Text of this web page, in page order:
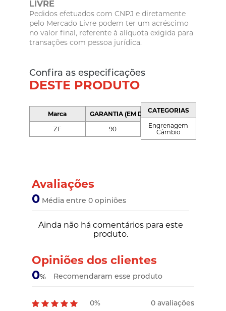
LIVRE
Pedidos efetuados com CNPJ e diretamente
pelo Mercado Livre podem ter um acréscimo
no valor final, referente à alíquota exigida para
transações com pessoa jurídica.
Confira as especificações
DESTE PRODUTO
Marca
ZF
GARANTIA (EM DIAS)
90
CATEGORIAS
Engrenagem
Câmbio
Avaliações
0 Média entre 0 opiniões
Ainda não há comentários para este
produto.
Opiniões dos clientes
0% Recomendaram esse produto
0% 0 avaliações